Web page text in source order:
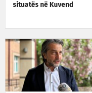
situatës në Kuvend